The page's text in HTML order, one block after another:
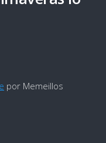
por Memeillos